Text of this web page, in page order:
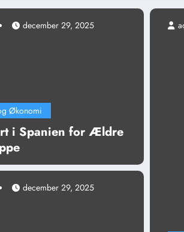
Økonomi
i Spanien for Ældre
december 29, 2025
december 29, 2025